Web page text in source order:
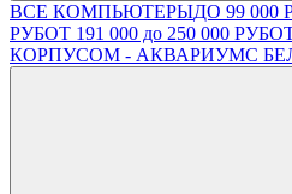
ВСЕ КОМПЬЮТЕРЫДО 99 000
РУБОТ 191 000 до 250 000 РУБ
КОРПУСОМ - АКВАРИУМС